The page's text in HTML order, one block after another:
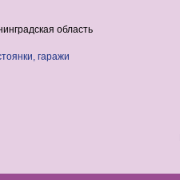
область
гаражи